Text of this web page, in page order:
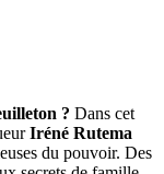
? Dans cet
Iréné Rutema
du pouvoir. Des